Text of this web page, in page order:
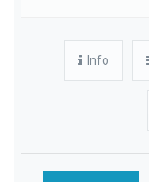
Info